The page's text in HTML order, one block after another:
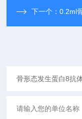
下一个：0.2ml